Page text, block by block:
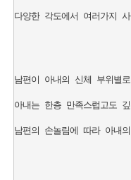
다양한 각도에서 여러가지
남편이 아내의 신체 부위별
아내는 한층 만족스럽고도
남편의 손놀림에 따라 아내